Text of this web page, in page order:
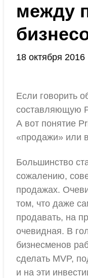
между
18 октября 2016
Если говорить
составляющую
А вот понятие
«продажи» или
Большинство
сожалению,
продажах.
том, что даже
продавать, на
очевидная. В
бизнесменов
сделать MVP,
и на эти